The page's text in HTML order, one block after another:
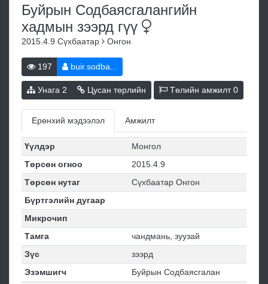
Буйрын Содбаясгалангийн
хадмын зээрд гүү
2015.4.9 Сүхбаатар Онгон
197 buir.sodba...
Унага 2 Цусан төрлийн Төлийн амжилт0
Ерөнхий мэдээлэл Амжилт
Үүлдэр
Монгол
Төрсөн огноо
2015.4.9
Төрсөн нутаг
Сүхбаатар Онгон
Бүртгэлийн дугаар
Микрочип
Тамга
чандмань, зуузай
Зүс
зээрд
Эзэмшигч
Буйрын Содбаясгалан